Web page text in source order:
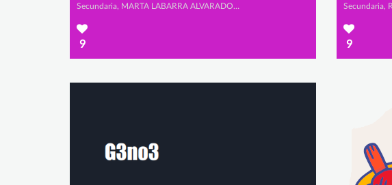
Secundaria, MARTA LABARRA ALVARADO y ÁNGELA VALBUENA PÉREZ
9 9